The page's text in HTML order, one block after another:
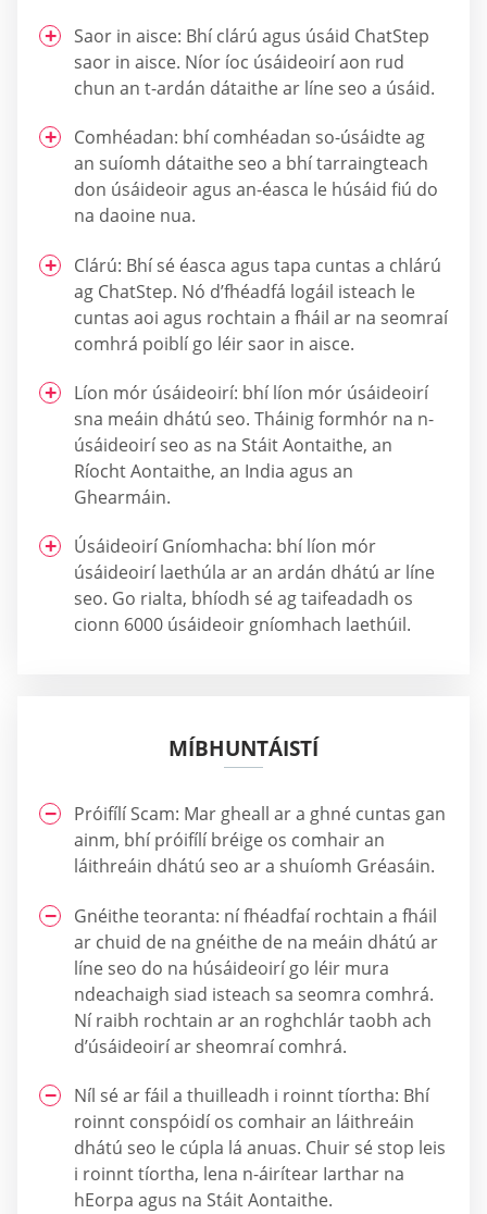
Saor in aisce: Bhí clárú agus úsáid ChatStep
saor in aisce. Níor íoc úsáideoirí aon rud
chun an t-ardán dátaithe ar líne seo a úsáid.
Comhéadan: bhí comhéadan so-úsáidte ag
an suíomh dátaithe seo a bhí tarraingteach
don úsáideoir agus an-éasca le húsáid fiú do
na daoine nua.
Clárú: Bhí sé éasca agus tapa cuntas a chlárú
ag ChatStep. Nó d’fhéadfá logáil isteach le
cuntas aoi agus rochtain a fháil ar na seomraí
comhrá poiblí go léir saor in aisce.
Líon mór úsáideoirí: bhí líon mór úsáideoirí
sna meáin dhátú seo. Tháinig formhór na n-
úsáideoirí seo as na Stáit Aontaithe, an
Ríocht Aontaithe, an India agus an
Ghearmáin.
Úsáideoirí Gníomhacha: bhí líon mór
úsáideoirí laethúla ar an ardán dhátú ar líne
seo. Go rialta, bhíodh sé ag taifeadadh os
cionn 6000 úsáideoir gníomhach laethúil.
MÍBHUNTÁISTÍ
Próifílí Scam: Mar gheall ar a ghné cuntas gan
ainm, bhí próifílí bréige os comhair an
láithreáin dhátú seo ar a shuíomh Gréasáin.
Gnéithe teoranta: ní fhéadfaí rochtain a fháil
ar chuid de na gnéithe de na meáin dhátú ar
líne seo do na húsáideoirí go léir mura
ndeachaigh siad isteach sa seomra comhrá.
Ní raibh rochtain ar an roghchlár taobh ach
d’úsáideoirí ar sheomraí comhrá.
Níl sé ar fáil a thuilleadh i roinnt tíortha: Bhí
roinnt conspóidí os comhair an láithreáin
dhátú seo le cúpla lá anuas. Chuir sé stop leis
i roinnt tíortha, lena n-áirítear Iarthar na
hEorpa agus na Stáit Aontaithe.